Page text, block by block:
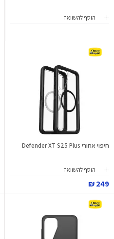
הוסף להשוואה
חיפוי אחורי Defender XT S25 Plus
הוסף להשוואה
249 ₪